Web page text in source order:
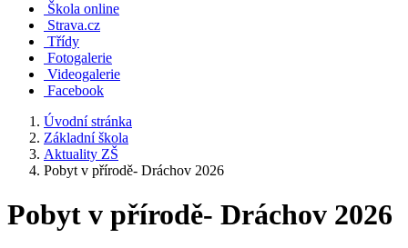
Škola online
Strava.cz
Třídy
Fotogalerie
Videogalerie
Facebook
Úvodní stránka
Základní škola
Aktuality ZŠ
Pobyt v přírodě- Dráchov 2026
Pobyt v přírodě- Dráchov 2026